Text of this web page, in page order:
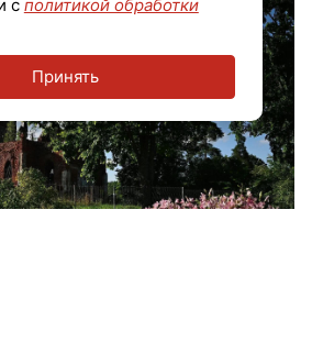
с политикой обработки
Принять